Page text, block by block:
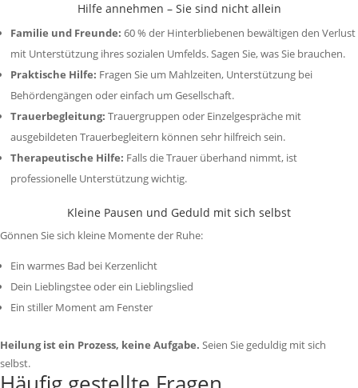
Hilfe annehmen – Sie sind nicht allein
Familie und Freunde: 60 % der Hinterbliebenen bewältigen den Verlust
mit Unterstützung ihres sozialen Umfelds. Sagen Sie, was Sie brauchen.
Praktische Hilfe: Fragen Sie um Mahlzeiten, Unterstützung bei
Behördengängen oder einfach um Gesellschaft.
Trauerbegleitung: Trauergruppen oder Einzelgespräche mit
ausgebildeten Trauerbegleitern können sehr hilfreich sein.
Therapeutische Hilfe: Falls die Trauer überhand nimmt, ist
professionelle Unterstützung wichtig.
Kleine Pausen und Geduld mit sich selbst
Gönnen Sie sich kleine Momente der Ruhe:
Ein warmes Bad bei Kerzenlicht
Dein Lieblingstee oder ein Lieblingslied
Ein stiller Moment am Fenster
Heilung ist ein Prozess, keine Aufgabe. Seien Sie geduldig mit sich
selbst.